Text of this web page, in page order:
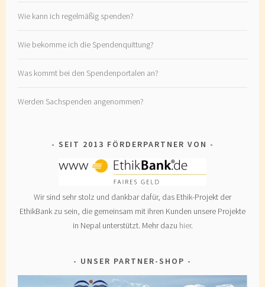
Wie kann ich regelmäßig spenden?
Wie bekomme ich die Spendenquittung?
Was kommt bei den Spendenportalen an?
Werden Sachspenden angenommen?
SEIT 2013 FÖRDERPARTNER VON
Wir sind sehr stolz und dankbar dafür, das Ethik-Projekt der
EthikBank zu sein, die gemeinsam mit ihren Kunden unsere Projekte
in Nepal unterstützt. Mehr dazu hier.
UNSER PARTNER-SHOP